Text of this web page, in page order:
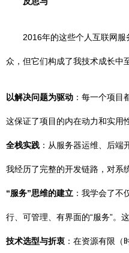
2016年的这些个人互联网
众，但它们构成了我技术成长中
以解决问题为驱动 ：每一个项目
这保证了项目的内在动力和实用
全栈实践 ：从服务器运维、后端
我经历了完整的开发链路，对系
“服务”思维的建立 ：我学会了不
行、可管理、有界面的“服务”。
技术选型与折衷 ：在资源有限（